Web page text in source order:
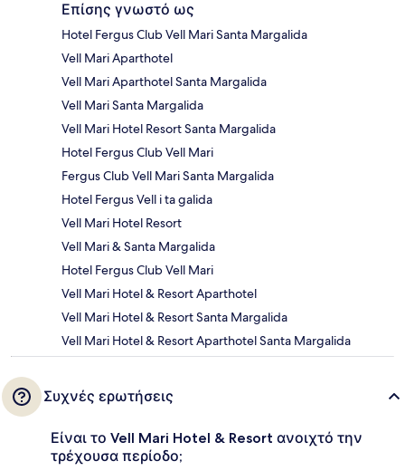
Επίσης γνωστό ως
Hotel Fergus Club Vell Mari Santa Margalida
Vell Mari Aparthotel
Vell Mari Aparthotel Santa Margalida
Vell Mari Santa Margalida
Vell Mari Hotel Resort Santa Margalida
Hotel Fergus Club Vell Mari
Fergus Club Vell Mari Santa Margalida
Hotel Fergus Vell i ta galida
Vell Mari Hotel Resort
Vell Mari & Santa Margalida
Hotel Fergus Club Vell Mari
Vell Mari Hotel & Resort Aparthotel
Vell Mari Hotel & Resort Santa Margalida
Vell Mari Hotel & Resort Aparthotel Santa Margalida
Συχνές ερωτήσεις
Είναι το Vell Mari Hotel & Resort ανοιχτό την
τρέχουσα περίοδο;